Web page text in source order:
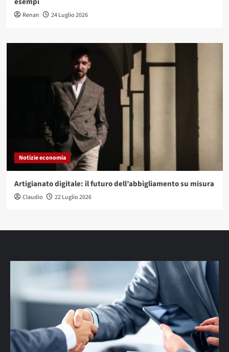
Renan 24 Luglio 2026
Notizie economia
Artigianato digitale: il futuro dell’abbigliamento su misura
Claudio 22 Luglio 2026